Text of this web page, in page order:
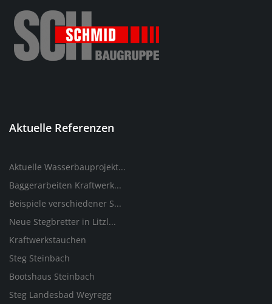
Aktuelle Referenzen
Aktuelle Wasserbauprojekt...
Baggerarbeiten Kraftwerk...
Beispiele verschiedener S...
Neue Stegbretter in Litzl...
Kraftwerkstauchen
Steg Steinbach
Bootshaus Steinbach
Steg Landesbad Weyregg